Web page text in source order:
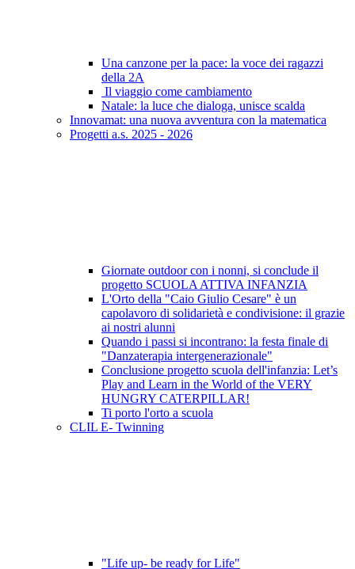
Una canzone per la pace: la voce dei ragazzi
della 2A
Il viaggio come cambiamento
Natale: la luce che dialoga, unisce scalda
Innovamat: una nuova avventura con la matematica
Progetti a.s. 2025 - 2026
Giornate outdoor con i nonni, si conclude il
progetto SCUOLA ATTIVA INFANZIA
L'Orto della "Caio Giulio Cesare" è un
capolavoro di solidarietà e condivisione: il grazie
ai nostri alunni
Quando i passi si incontrano: la festa finale di
"Danzaterapia intergenerazionale"
Conclusione progetto scuola dell'infanzia: Let’s
Play and Learn in the World of the VERY
HUNGRY CATERPILLAR!
Ti porto l'orto a scuola
CLIL E- Twinning
"Life up- be ready for Life"